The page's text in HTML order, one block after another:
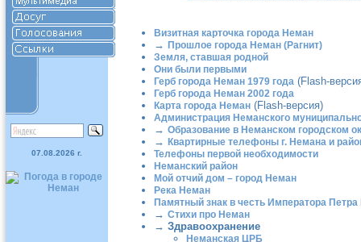
07.08.2026 г.
Визитная карточка города Неман
→ Прошлое города Неман (Рагнит)
Земля, ставшая родной
Они были первыми
Герб города Неман 1979 года (Flash-
Герб города Неман 2002 года
Карта города Неман (Flash-версия)
Администрация Неманского
→ Образование в Неманском городском
→ Квартирные телефоны г. Немана и
Телефоны первой необходимости
Неманский район
Мой отчий дом – город Неман
Река Неман
Памятный знак в честь Императора Петра
→ Стихи про Неман
→ Здравоохранение
Неманская ЦРБ